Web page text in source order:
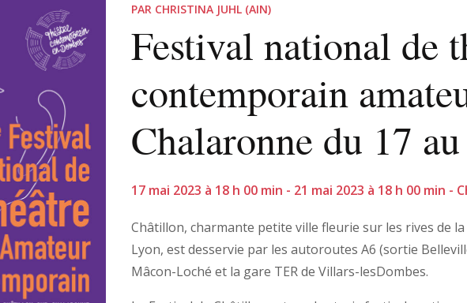
PAR CHRISTINA JUHL (AIN)
Festival national de
contemporain
Chalaronne du 17
17 mai 2023 à 18 h 00 min - 21 mai 2023 à 18 h 00 min
Châtillon, charmante petite ville fleurie sur les rives de
Lyon, est desservie par les autoroutes A6 (sortie
Mâcon-Loché et la gare TER de Villars-lesDombes.